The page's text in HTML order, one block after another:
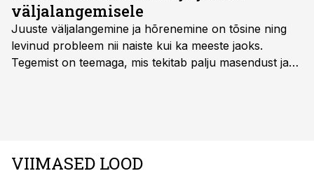
väljalangemisele
Juuste väljalangemine ja hõrenemine on tõsine ning
levinud probleem nii naiste kui ka meeste jaoks.
Tegemist on teemaga, mis tekitab palju masendust ja
VIIMASED LOOD